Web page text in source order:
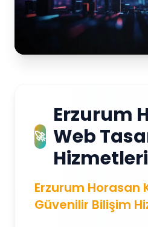
🚀
Erzurum
Web
Hizmetleri
Erzurum Horasan
Güvenilir Bilişim